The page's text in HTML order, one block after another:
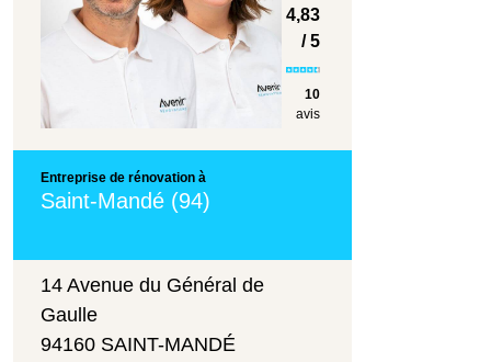
4,83
/ 5
10
avis
Entreprise de rénovation à
Saint-Mandé (94)
14 Avenue du Général de
Gaulle
94160 SAINT-MANDÉ